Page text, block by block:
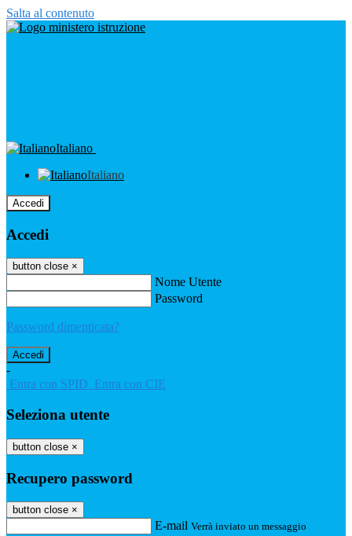
Salta al contenuto
Italiano
Italiano
Accedi
Accedi
button close ×
Nome Utente
Password
Password dimenticata?
-
Entra con SPID Entra con CIE
Seleziona utente
button close ×
Recupero password
button close ×
E-mail Verrà inviato un messaggio